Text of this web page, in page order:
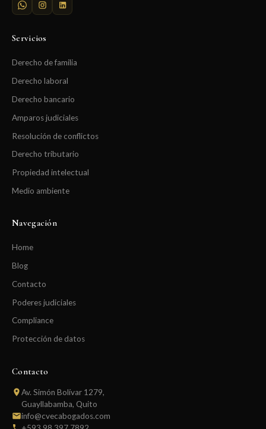
Servicios
Derecho de familia
Derecho laboral
Derecho bancario
Amparos judiciales
Resolución de conflictos
Derecho tributario
Propiedad intelectual
Medio ambiente
Navegación
Home
Blog
Contacto
Poderes judiciales
Compliance
Protección de datos
Contacto
Av. Simón Bolívar 1279,
Guayllabamba, Quito
info@cvecabogados.com